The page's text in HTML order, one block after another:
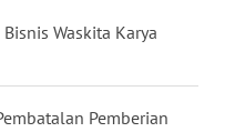
Waskita Karya
Pemberian